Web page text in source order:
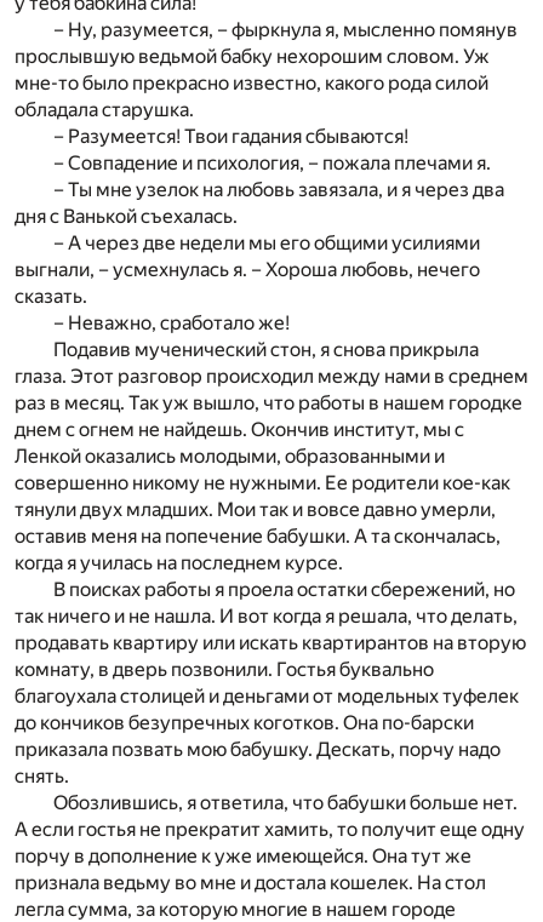
– Ну, разумеется, – фыркнула я, мысленно помянув
прослывшую ведьмой бабку нехорошим словом. Уж
мне-то было прекрасно известно, какого рода силой
обладала старушка.
– Разумеется! Твои гадания сбываются!
– Совпадение и психология, – пожала плечами я.
– Ты мне узелок на любовь завязала, и я через два
дня с Ванькой съехалась.
– А через две недели мы его общими усилиями
выгнали, – усмехнулась я. – Хороша любовь, нечего
сказать.
– Неважно, сработало же!
Подавив мученический стон, я снова прикрыла
глаза. Этот разговор происходил между нами в среднем
раз в месяц. Так уж вышло, что работы в нашем городке
днем с огнем не найдешь. Окончив институт, мы с
Ленкой оказались молодыми, образованными и
совершенно никому не нужными. Ее родители кое-как
тянули двух младших. Мои так и вовсе давно умерли,
оставив меня на попечение бабушки. А та скончалась,
когда я училась на последнем курсе.
В поисках работы я проела остатки сбережений, но
так ничего и не нашла. И вот когда я решала, что делать,
продавать квартиру или искать квартирантов на вторую
комнату, в дверь позвонили. Гостья буквально
благоухала столицей и деньгами от модельных туфелек
до кончиков безупречных коготков. Она по-барски
приказала позвать мою бабушку. Дескать, порчу надо
снять.
Обозлившись, я ответила, что бабушки больше нет.
А если гостья не прекратит хамить, то получит еще одну
порчу в дополнение к уже имеющейся. Она тут же
признала ведьму во мне и достала кошелек. На стол
легла сумма, за которую многие в нашем городе